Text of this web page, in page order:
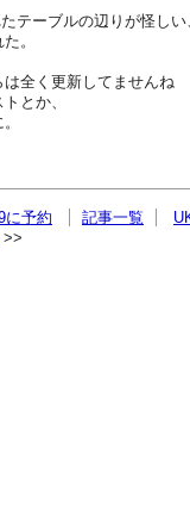
テーブルの辺りが怪しい
。
全く更新してませんね
とか、
に予約 記事一覧